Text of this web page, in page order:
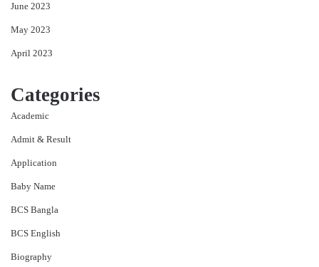
June 2023
May 2023
April 2023
Categories
Academic
Admit & Result
Application
Baby Name
BCS Bangla
BCS English
Biography